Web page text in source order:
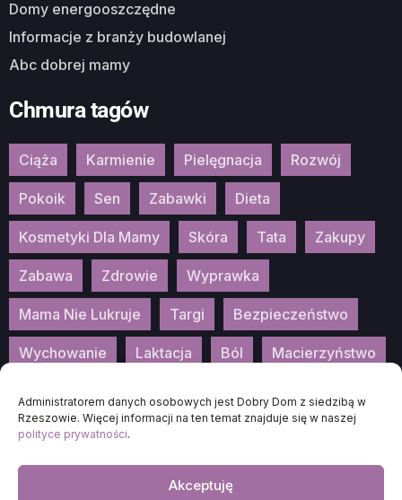
Administratorem danych osobowych jest Dobry Dom z siedzibą w
Rzeszowie. Więcej informacji na ten temat znajduje się w naszej
polityce prywatności.
Akceptuję
Domy energooszczędne
Informacje z branży budowlanej
Abc dobrej mamy
Chmura tagów
Ciąża Karmienie Pielęgnacja Rozwój
Pokoik Sen Zabawki Dieta
Kosmetyki Dla Mamy Skóra Tata Zakupy
Zabawa Zdrowie Wyprawka
Mama Nie Lukruje Targi Bezpieczeństwo
Wychowanie Laktacja Ból Macierzyństwo